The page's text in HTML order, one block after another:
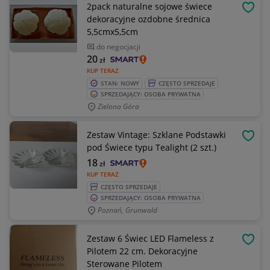
2pack naturalne sojowe świece
dekoracyjne ozdobne średnica
5,5cmx5,5cm
do negocjacji
KUP TERAZ
20zł
STAN: NOWY
CZĘSTO SPRZEDAJE
SPRZEDAJĄCY: OSOBA PRYWATNA
Zielona Góra
Zestaw Vintage: Szklane Podstawki
pod Świece typu Tealight (2 szt.)
KUP TERAZ
18zł
CZĘSTO SPRZEDAJE
SPRZEDAJĄCY: OSOBA PRYWATNA
Poznań, Grunwald
Zestaw 6 Świec LED Flameless z
Pilotem 22 cm. Dekoracyjne
Sterowane Pilotem